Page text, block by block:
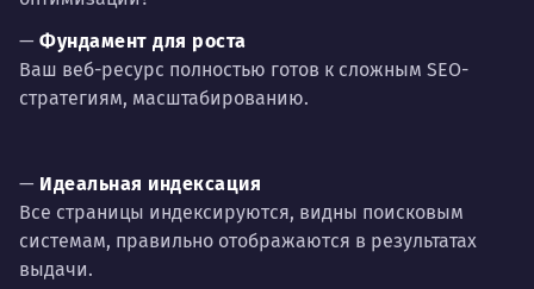
— Фундамент для роста
Ваш веб-ресурс полностью готов к сложным SEO-
стратегиям, масштабированию.
— Идеальная индексация
Все страницы индексируются, видны поисковым
системам, правильно отображаются в результатах
выдачи.